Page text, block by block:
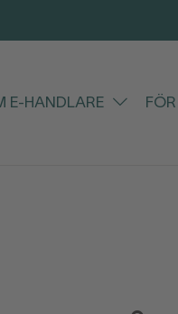
E-HANDLARE